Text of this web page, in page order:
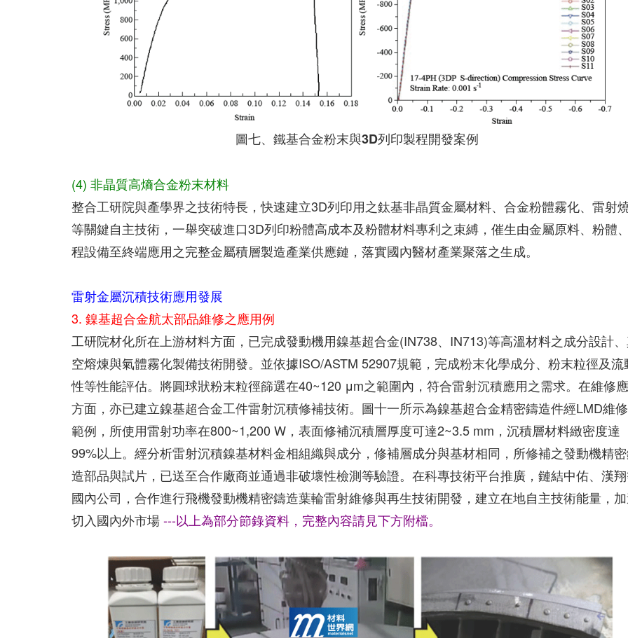
圖七、鐵基合金粉末與3D列印製程開發案例
(4) 非晶質高熵合金粉末材料
整合工研院與產學界之技術特長，快速建立3D列印用之鈦基非晶質金屬材料、合金粉體霧化、雷射
等關鍵自主技術，一舉突破進口3D列印粉體高成本及粉體材料專利之束縛，催生由金屬原料、粉體
程設備至終端應用之完整金屬積層製造產業供應鏈，落實國內醫材產業聚落之生成。
雷射金屬沉積技術應用發展
3. 鎳基超合金航太部品維修之應用例
工研院材化所在上游材料方面，已完成發動機用鎳基超合金(IN738、IN713)等高溫材料之成分設計
空熔煉與氣體霧化製備技術開發。並依據ISO/ASTM 52907規範，完成粉末化學成分、粉末粒徑及流
性等性能評估。將圓球狀粉末粒徑篩選在40~120 μm之範圍內，符合雷射沉積應用之需求。在維修
方面，亦已建立鎳基超合金工件雷射沉積修補技術。圖十一所示為鎳基超合金精密鑄造件經LMD維
範例，所使用雷射功率在800~1,200 W，表面修補沉積層厚度可達2~3.5 mm，沉積層材料緻密度達
99%以上。經分析雷射沉積鎳基材料金相組織與成分，修補層成分與基材相同，所修補之發動機精
造部品與試片，已送至合作廠商並通過非破壞性檢測等驗證。在科專技術平台推廣，鏈結中佑、漢
國內公司，合作進行飛機發動機精密鑄造葉輪雷射維修與再生技術開發，建立在地自主技術能量，
切入國內外市場---以上為部分節錄資料，完整內容請見下方附檔。